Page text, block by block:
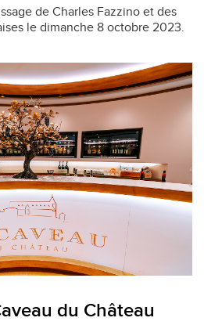
de Charles Fazzino et des
le dimanche 8 octobre 2023.
du Château